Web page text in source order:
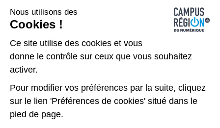
Plan du site
Données personnelles
Kit de communication
Accessibilité : partiellement conforme
Nous utilisons des
Cookies !
Ce site utilise des cookies et vous
donne le contrôle sur ceux que vous souhaitez
activer.
Pour modifier vos préférences par la suite, cliquez
sur le lien 'Préférences de cookies' situé dans le
pied de page.